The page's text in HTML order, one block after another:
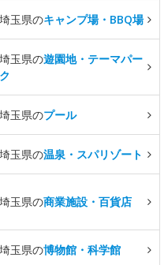
埼玉県のキャンプ場・BBQ場
埼玉県の遊園地・テーマパー
ク
埼玉県のプール
埼玉県の温泉・スパリゾート
埼玉県の商業施設・百貨店
埼玉県の博物館・科学館